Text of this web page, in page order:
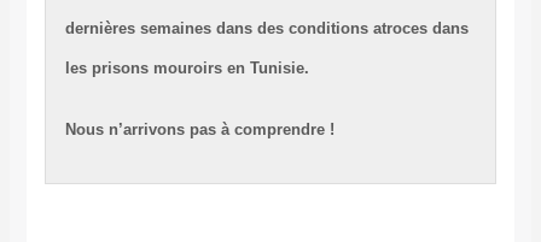
dernières semaines dans des conditions atroces dans
les prisons mouroirs en Tunisie.
Nous n’arrivons pas à comprendre !